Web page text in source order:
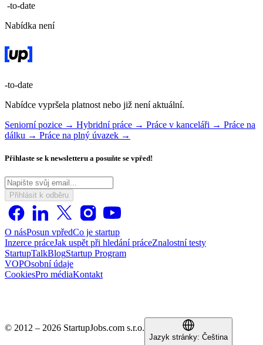
-to-date
Nabídka není
-to-date
Nabídce vypršela platnost nebo již není aktuální.
Seniorní pozice → Hybridní práce → Práce v kanceláři → Práce na
dálku → Práce na plný úvazek →
Přihlaste se k newsletteru a posuňte se vpřed!
Přihlásit k odběru
O násPosun vpředCo je startup
Inzerce práceJak uspět při hledání práceZnalostní testy
StartupTalkBlogStartup Program
VOPOsobní údaje
CookiesPro médiaKontakt
© 2012 – 2026 StartupJobs.com s.r.o.
Jazyk stránky: Čeština